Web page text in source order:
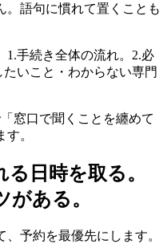
。語句に慣れて置くことも
1.手続き全体の流れ。2.必
いこと・わからない専門
窓口で聞くことを纏めて
。
日時を取る。
がある。
予約を最優先にします。